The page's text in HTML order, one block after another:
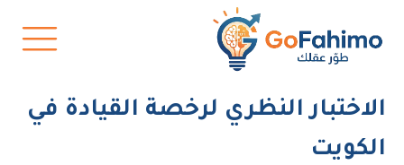
الاختبار النظري لرخصة القيادة في
الكويت